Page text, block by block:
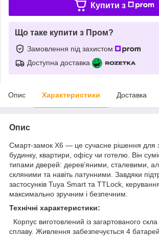
Купити з
Що таке купити з Пром?
Замовлення під захистом
Доступна доставка
Опис Характеристики Доставка
Опис
Смарт-замок X6 — це сучасне рішення для
будинку, квартири, офісу чи готелю. Він
типами дверей: дерев’яними, сталевими,
скляними та навіть латунними. Завдяки
застосунків Tuya Smart та TTLock,
максимально зручним і безпечним.
Технічні характеристики:
Корпус виготовлений із загартованого
сплаву. Живлення забезпечується 4